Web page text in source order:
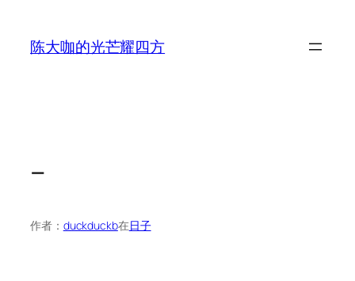
陈大咖的光芒耀四方
–
作者： duckduckb在日子